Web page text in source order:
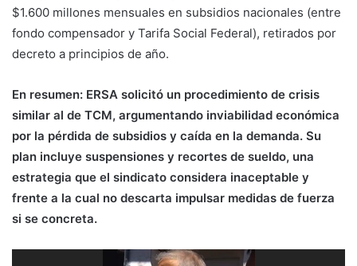
$1.600 millones mensuales en subsidios nacionales (entre
fondo compensador y Tarifa Social Federal), retirados por
decreto a principios de año.
En resumen: ERSA solicitó un procedimiento de crisis
similar al de TCM, argumentando inviabilidad económica
por la pérdida de subsidios y caída en la demanda. Su
plan incluye suspensiones y recortes de sueldo, una
estrategia que el sindicato considera inaceptable y
frente a la cual no descarta impulsar medidas de fuerza
si se concreta.